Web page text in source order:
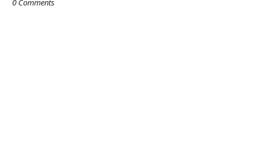
0 Comments